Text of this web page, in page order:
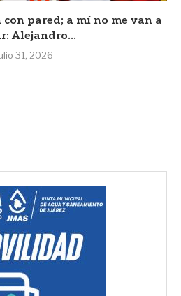
pared; a mí no me van a
Alejandro...
31, 2026